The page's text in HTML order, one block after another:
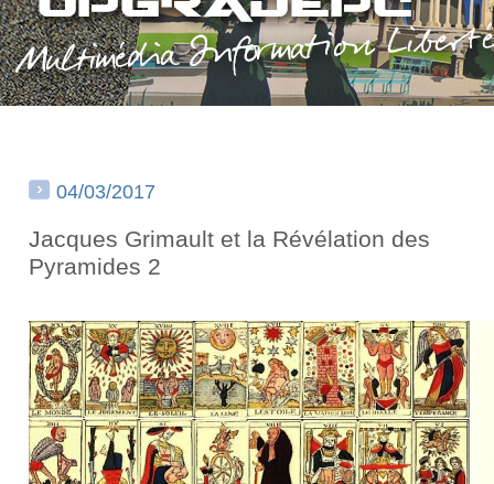
04/03/2017
Jacques Grimault et la Révélation des
Pyramides 2